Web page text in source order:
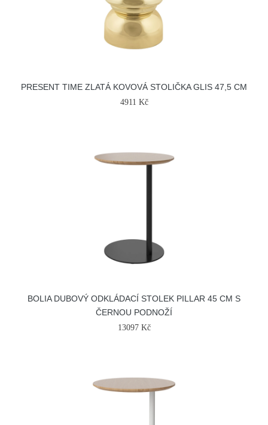
PRESENT TIME ZLATÁ KOVOVÁ STOLIČKA GLIS 47,5 CM
4911 Kč
BOLIA DUBOVÝ ODKLÁDACÍ STOLEK PILLAR 45 CM S
ČERNOU PODNOŽÍ
13097 Kč